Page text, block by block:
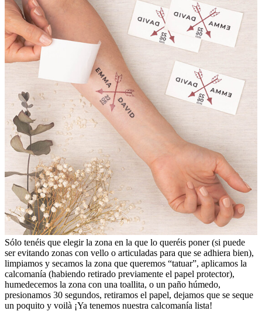
Sólo tenéis que elegir la zona en la que lo queréis poner (si puede
ser evitando zonas con vello o articuladas para que se adhiera bien),
limpiamos y secamos la zona que queremos “tatuar”, aplicamos la
calcomanía (habiendo retirado previamente el papel protector),
humedecemos la zona con una toallita, o un paño húmedo,
presionamos 30 segundos, retiramos el papel, dejamos que se seque
un poquito y voilà ¡Ya tenemos nuestra calcomanía lista!